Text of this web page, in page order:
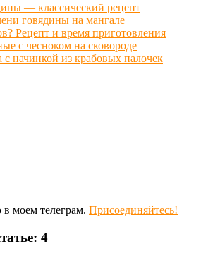
— классический рецепт
говядины на мангале
Рецепт и время приготовления
с чесноком на сковороде
с начинкой из крабовых палочек
моем телеграм. Присоединяйтесь!
4